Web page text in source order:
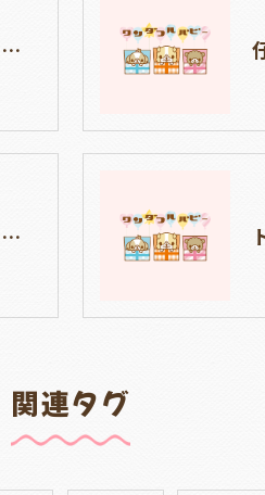
ブルドッグの仔犬のお目目があきました👀💑🐶岐阜県養老町のブリーダーワンダフルパピーです。
ゴールデンドゥードルの仔犬の見学が出来ます🐶🐶🐶岐阜県養老町のブリーダーワンダフルパピーです。
関連タグ